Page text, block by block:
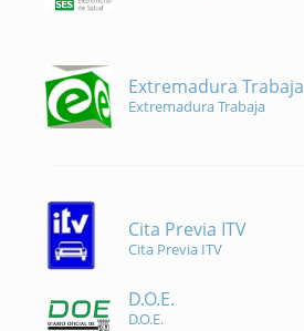
Extremadura Trabaja
Extremadura Trabaja
Cita Previa ITV
Cita Previa ITV
D.O.E.
D.O.E.